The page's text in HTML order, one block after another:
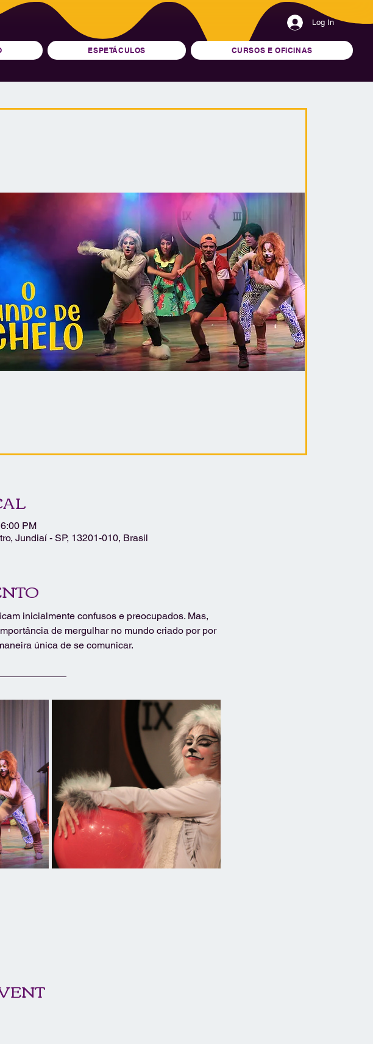
Log In
ESPETÁCULOS CURSOS E OFICINAS
PM
Jundiaí - SP, 13201-010, Brasil
inicialmente confusos e preocupados. Mas,
de mergulhar no mundo criado por por
única de se comunicar.